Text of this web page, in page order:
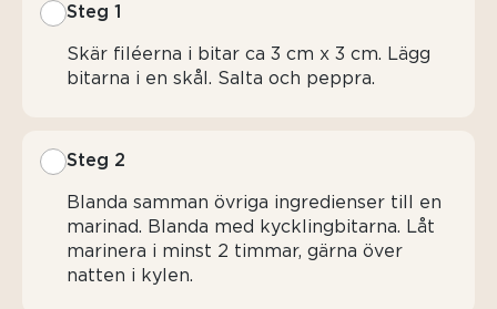
Steg 1
Skär filéerna i bitar ca 3 cm x 3 cm. Lägg
bitarna i en skål. Salta och peppra.
Steg 2
Blanda samman övriga ingredienser till en
marinad. Blanda med kycklingbitarna. Låt
marinera i minst 2 timmar, gärna över
natten i kylen.